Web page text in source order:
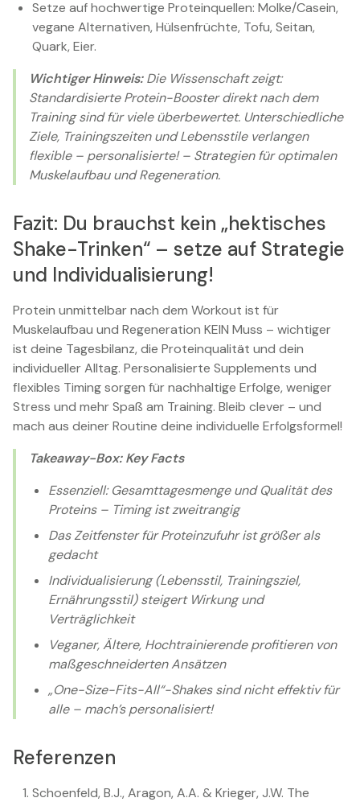
Setze auf hochwertige Proteinquellen: Molke/Casein,
vegane Alternativen, Hülsenfrüchte, Tofu, Seitan,
Quark, Eier.
Wichtiger Hinweis:Die Wissenschaft zeigt:
Standardisierte Protein-Booster direkt nach dem
Training sind für viele überbewertet. Unterschiedliche
Ziele, Trainingszeiten und Lebensstile verlangen
flexible – personalisierte! – Strategien für optimalen
Muskelaufbau und Regeneration.
Fazit: Du brauchst kein „hektisches
Shake-Trinken“ – setze auf Strategie
und Individualisierung!
Protein unmittelbar nach dem Workout ist für
Muskelaufbau und Regeneration KEIN Muss – wichtiger
ist deine Tagesbilanz, die Proteinqualität und dein
individueller Alltag. Personalisierte Supplements und
flexibles Timing sorgen für nachhaltige Erfolge, weniger
Stress und mehr Spaß am Training. Bleib clever – und
mach aus deiner Routine deine individuelle Erfolgsformel!
Takeaway-Box: Key Facts
Essenziell: Gesamttagesmenge und Qualität des
Proteins – Timing ist zweitrangig
Das Zeitfenster für Proteinzufuhr ist größer als
gedacht
Individualisierung (Lebensstil, Trainingsziel,
Ernährungsstil) steigert Wirkung und
Verträglichkeit
Veganer, Ältere, Hochtrainierende profitieren von
maßgeschneiderten Ansätzen
„One-Size-Fits-All“-Shakes sind nicht effektiv für
alle – mach’s personalisiert!
Referenzen
Schoenfeld, B.J., Aragon, A.A. & Krieger, J.W. The